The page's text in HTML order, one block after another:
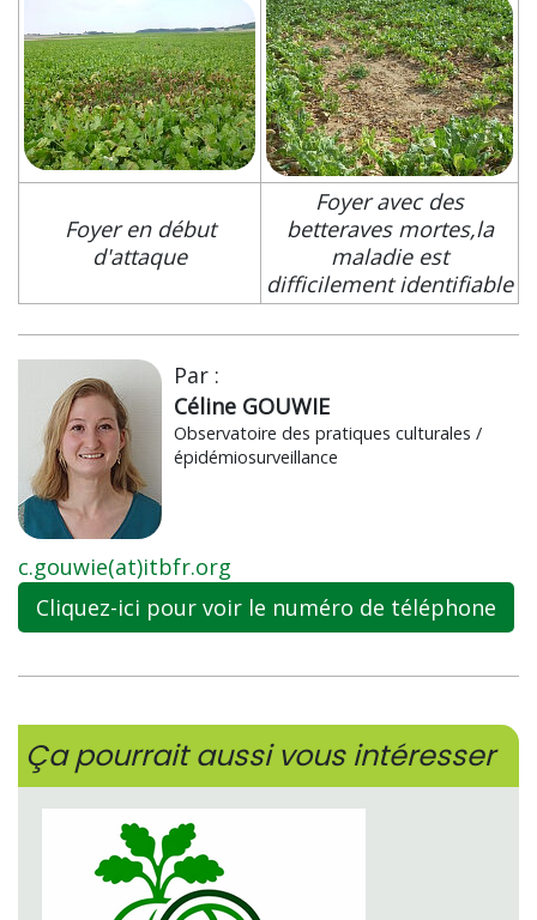
Foyer en début
d'attaque
Foyer avec des
betteraves mortes,la
maladie est
difficilement identifiable
Par :
Céline GOUWIE
Observatoire des pratiques culturales /
épidémiosurveillance
c.gouwie(at)itbfr.org
Cliquez-ici pour voir le numéro de téléphone
Ça pourrait aussi vous intéresser